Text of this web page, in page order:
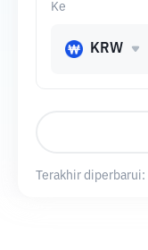
Ke
KRW
Terakhir diperbarui: